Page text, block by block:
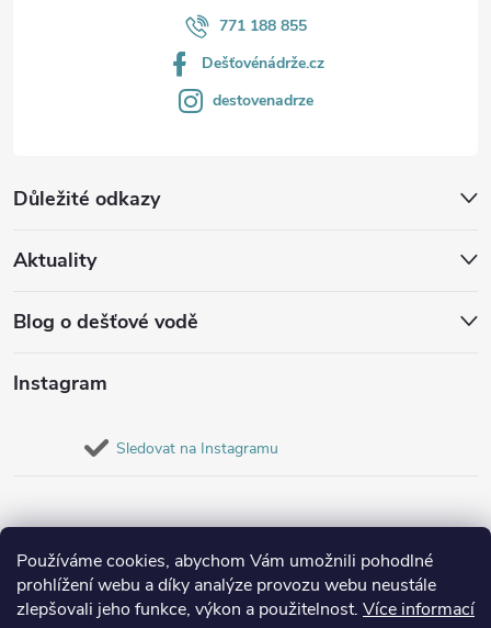
Používáme cookies, abychom Vám umožnili pohodlné
prohlížení webu a díky analýze provozu webu neustále
zlepšovali jeho funkce, výkon a použitelnost. Více informací
Důležité odkazy
Aktuality
Blog o dešťové vodě
771 188 855
Dešťovénádrže.cz
destovenadrze
Instagram
Sledovat na Instagramu